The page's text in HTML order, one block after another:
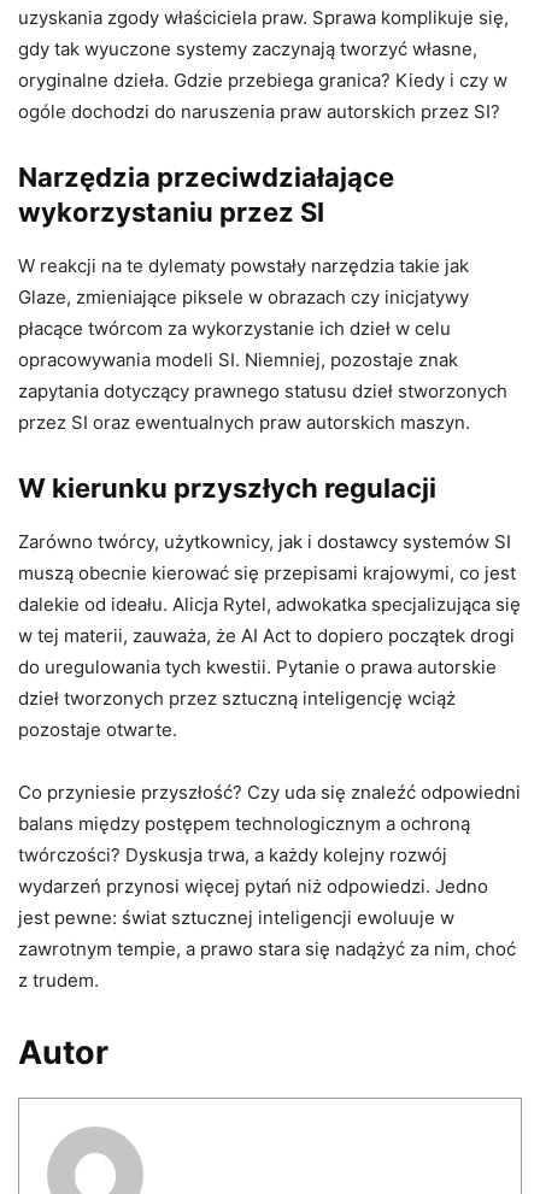
uzyskania zgody właściciela praw. Sprawa komplikuje się,
gdy tak wyuczone systemy zaczynają tworzyć własne,
oryginalne dzieła. Gdzie przebiega granica? Kiedy i czy w
ogóle dochodzi do naruszenia praw autorskich przez SI?
Narzędzia przeciwdziałające
wykorzystaniu przez SI
W reakcji na te dylematy powstały narzędzia takie jak
Glaze, zmieniające piksele w obrazach czy inicjatywy
płacące twórcom za wykorzystanie ich dzieł w celu
opracowywania modeli SI. Niemniej, pozostaje znak
zapytania dotyczący prawnego statusu dzieł stworzonych
przez SI oraz ewentualnych praw autorskich maszyn.
W kierunku przyszłych regulacji
Zarówno twórcy, użytkownicy, jak i dostawcy systemów SI
muszą obecnie kierować się przepisami krajowymi, co jest
dalekie od ideału. Alicja Rytel, adwokatka specjalizująca się
w tej materii, zauważa, że AI Act to dopiero początek drogi
do uregulowania tych kwestii. Pytanie o prawa autorskie
dzieł tworzonych przez sztuczną inteligencję wciąż
pozostaje otwarte.
Co przyniesie przyszłość? Czy uda się znaleźć odpowiedni
balans między postępem technologicznym a ochroną
twórczości? Dyskusja trwa, a każdy kolejny rozwój
wydarzeń przynosi więcej pytań niż odpowiedzi. Jedno
jest pewne: świat sztucznej inteligencji ewoluuje w
zawrotnym tempie, a prawo stara się nadążyć za nim, choć
z trudem.
Autor